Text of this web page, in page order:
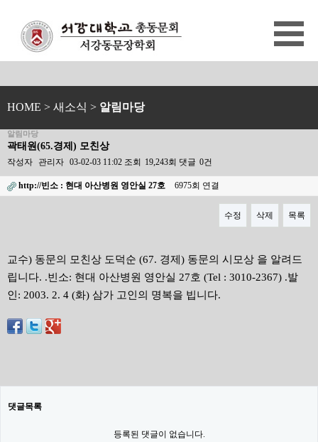
HOME > 새소식 > 알림마당
알림마당
곽태원(65.경제) 모친상
작성자 관리자 03-02-03 11:02 조회 19,243회 댓글 0건
http://빈소 : 현대 아산병원 영안실 27호 6975회 연결
수정 삭제 목록
교수) 동문의 모친상 도덕순 (67. 경제) 동문의 시모상 을 알려드
립니다. .빈소: 현대 아산병원 영안실 27호 (Tel : 3010-2367) .발
인: 2003. 2. 4 (화) 삼가 고인의 명복을 빕니다.
댓글목록
등록된 댓글이 없습니다.